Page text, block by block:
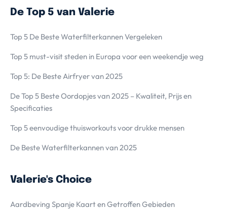
De Top 5 van Valerie
Top 5 De Beste Waterfilterkannen Vergeleken
Top 5 must-visit steden in Europa voor een weekendje weg
Top 5: De Beste Airfryer van 2025
De Top 5 Beste Oordopjes van 2025 – Kwaliteit, Prijs en
Specificaties
Top 5 eenvoudige thuisworkouts voor drukke mensen
De Beste Waterfilterkannen van 2025
Valerie's Choice
Aardbeving Spanje Kaart en Getroffen Gebieden